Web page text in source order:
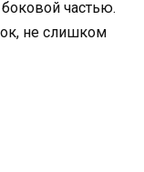
частью.
не слишком